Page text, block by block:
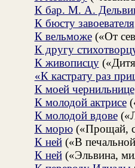
К бар. М. А.
К бюсту завоевателя
К вельможе(«От
К другу
К живописцу(«Дитя
«К кастрату раз
К моей чернильнице
К молодой актрисе
К молодой вдове
К морю(«Прощай,
К ней(«В
К ней(«Эльвина,